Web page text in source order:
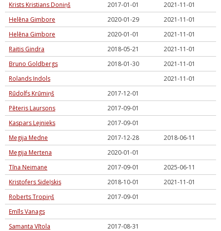
Krists Kristians Doniņš
2017-01-01
2021-11-01
Helēna Gimbore
2020-01-29
2021-11-01
Helēna Gimbore
2020-01-01
2021-11-01
Raitis Gindra
2018-05-21
2021-11-01
Bruno Goldbergs
2018-01-30
2021-11-01
Rolands Indols
2021-11-01
Rūdolfs Krūmiņš
2017-12-01
Pēteris Laursons
2017-09-01
Kaspars Lejnieks
2017-09-01
Megija Medne
2017-12-28
2018-06-11
Megija Mertena
2020-01-01
Tīna Neimane
2017-09-01
2025-06-11
Kristofers Sideļskis
2018-10-01
2021-11-01
Roberts Tropiņš
2017-09-01
Emīls Vanags
Samanta Vītola
2017-08-31